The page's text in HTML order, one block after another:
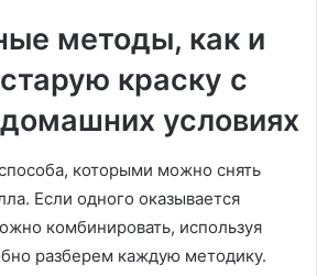
методы, как и
краску с
условиях
которыми можно снять
Если одного оказывается
комбинировать, используя
разберем каждую методику.